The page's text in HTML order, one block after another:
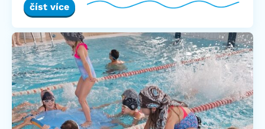
číst více